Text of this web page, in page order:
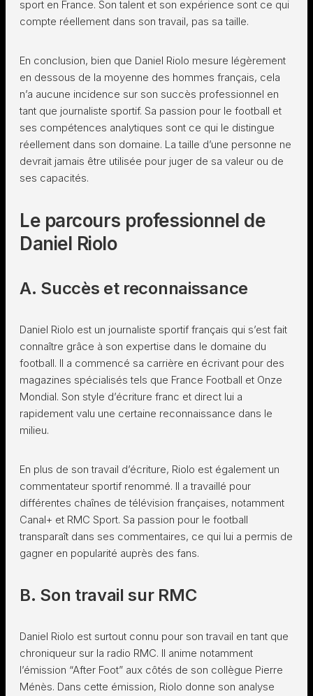
sport en France. Son talent et son expérience sont ce qui
compte réellement dans son travail, pas sa taille.
En conclusion, bien que Daniel Riolo mesure légèrement
en dessous de la moyenne des hommes français, cela
n’a aucune incidence sur son succès professionnel en
tant que journaliste sportif. Sa passion pour le football et
ses compétences analytiques sont ce qui le distingue
réellement dans son domaine. La taille d’une personne ne
devrait jamais être utilisée pour juger de sa valeur ou de
ses capacités.
Le parcours professionnel de
Daniel Riolo
A. Succès et reconnaissance
Daniel Riolo est un journaliste sportif français qui s’est fait
connaître grâce à son expertise dans le domaine du
football. Il a commencé sa carrière en écrivant pour des
magazines spécialisés tels que France Football et Onze
Mondial. Son style d’écriture franc et direct lui a
rapidement valu une certaine reconnaissance dans le
milieu.
En plus de son travail d’écriture, Riolo est également un
commentateur sportif renommé. Il a travaillé pour
différentes chaînes de télévision françaises, notamment
Canal+ et RMC Sport. Sa passion pour le football
transparaît dans ses commentaires, ce qui lui a permis de
gagner en popularité auprès des fans.
B. Son travail sur RMC
Daniel Riolo est surtout connu pour son travail en tant que
chroniqueur sur la radio RMC. Il anime notamment
l’émission “After Foot” aux côtés de son collègue Pierre
Ménès. Dans cette émission, Riolo donne son analyse